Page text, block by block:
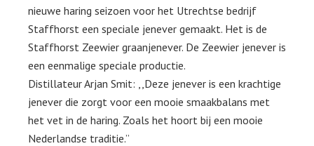
nieuwe haring seizoen voor het Utrechtse bedrijf
Staffhorst een speciale jenever gemaakt. Het is de
Staffhorst Zeewier graanjenever. De Zeewier jenever is
een eenmalige speciale productie.
Distillateur Arjan Smit: ,,Deze jenever is een krachtige
jenever die zorgt voor een mooie smaakbalans met
het vet in de haring. Zoals het hoort bij een mooie
Nederlandse traditie.”